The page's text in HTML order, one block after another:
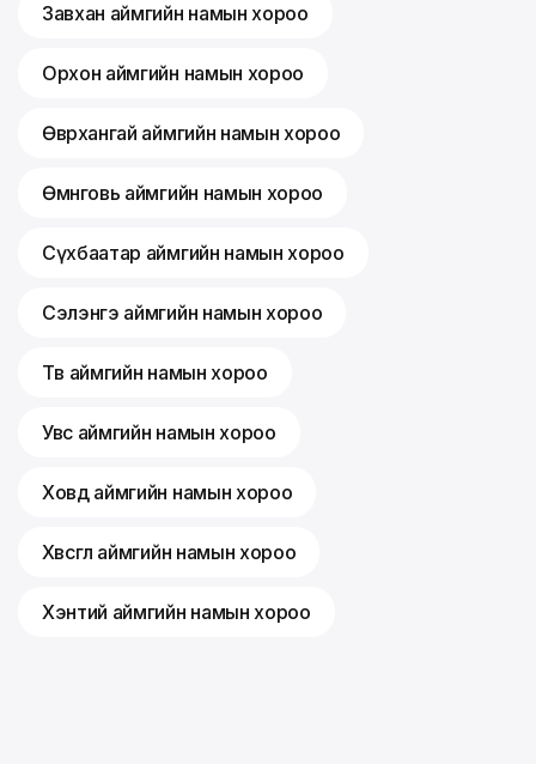
Завхан аймгийн намын хороо
Орхон аймгийн намын хороо
Өвөрхангай аймгийн намын хороо
Өмнөговь аймгийн намын хороо
Сүхбаатар аймгийн намын хороо
Сэлэнгэ аймгийн намын хороо
Төв аймгийн намын хороо
Увс аймгийн намын хороо
Ховд аймгийн намын хороо
Хөвсгөл аймгийн намын хороо
Хэнтий аймгийн намын хороо